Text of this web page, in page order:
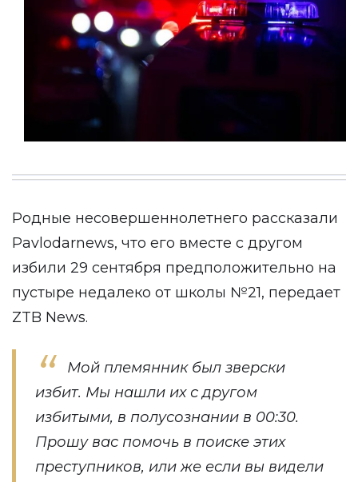
Родные несовершеннолетнего рассказали
Pavlodarnews, что его вместе с другом
избили 29 сентября предположительно на
пустыре недалеко от школы №21, передает
ZTB News.
Мой племянник был зверски
избит. Мы нашли их с другом
избитыми, в полусознании в 00:30.
Прошу вас помочь в поиске этих
преступников, или же если вы видели